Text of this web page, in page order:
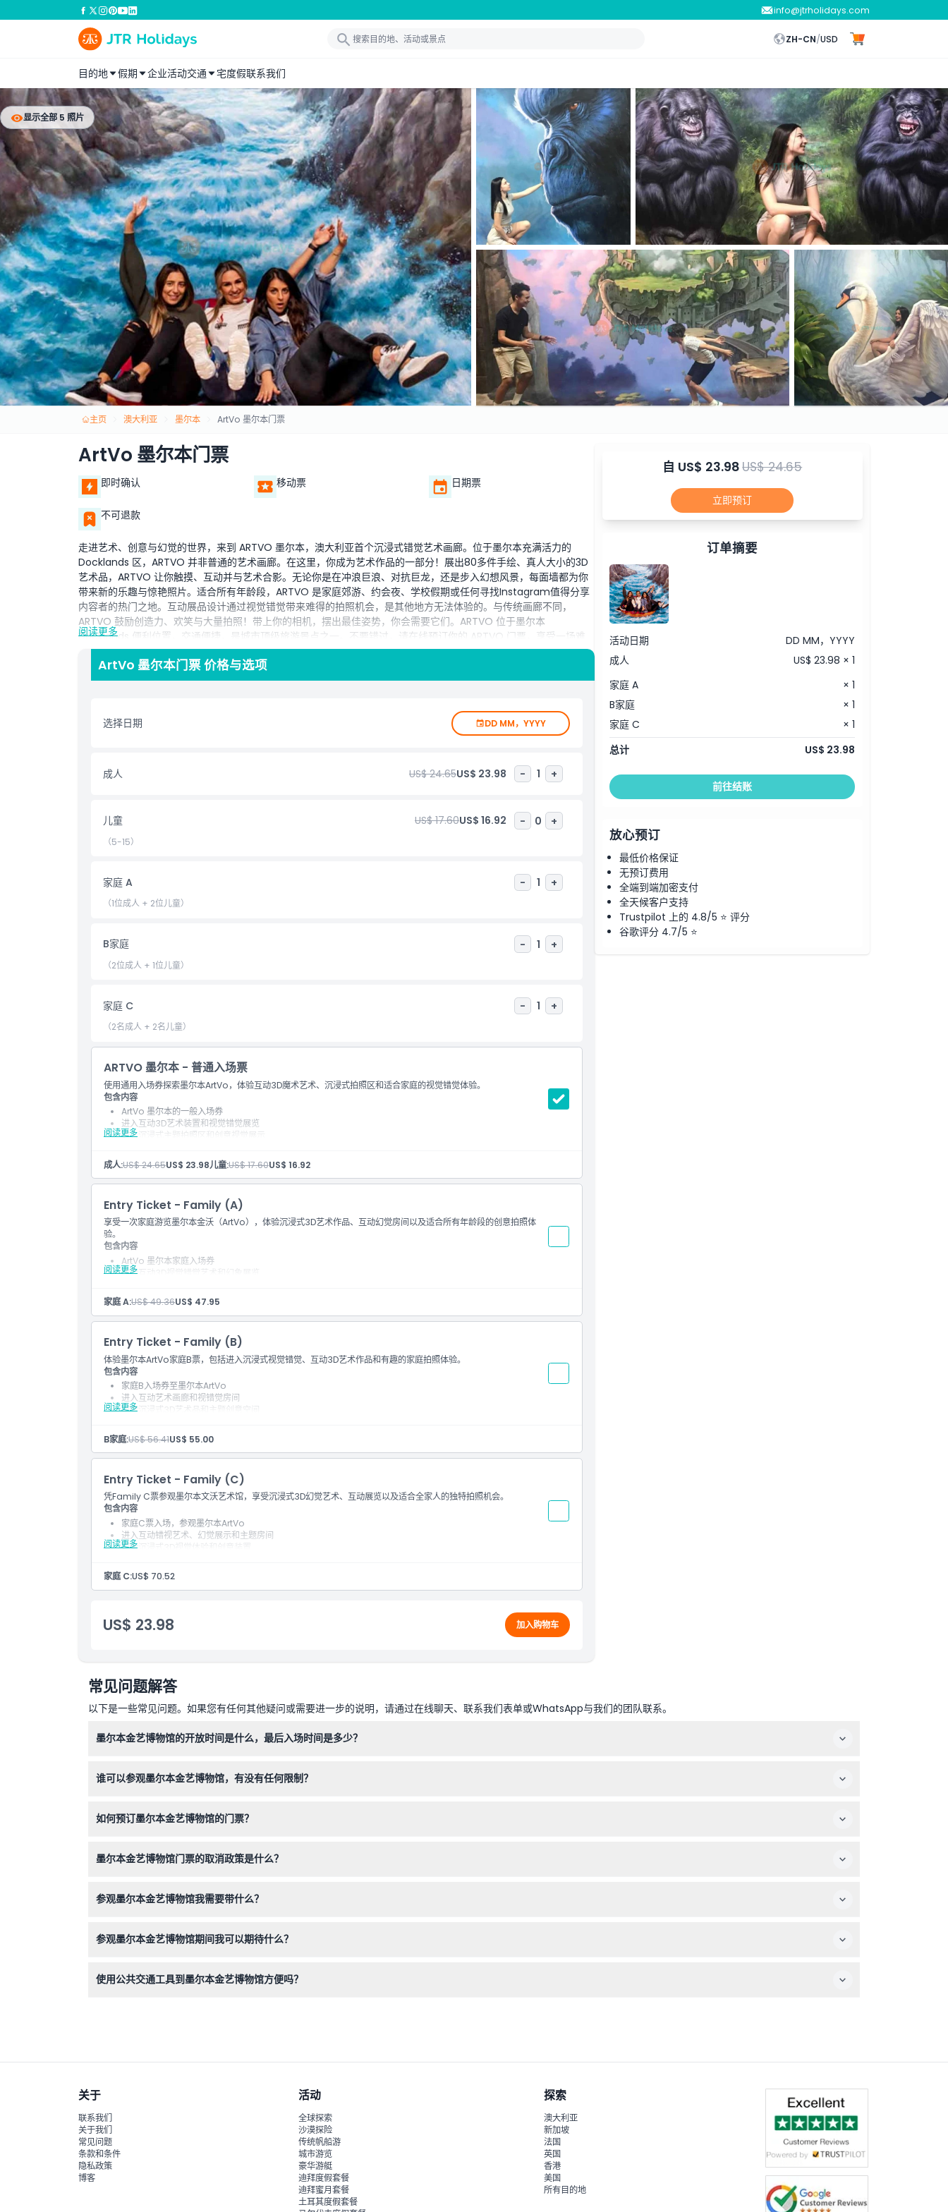
info@jtrholidays.com
ZH-CN/USD
目的地 假期 企业活动交通 宅度假联系我们
显示全部 5 照片
主页 澳大利亚 墨尔本 ArtVo 墨尔本门票
ArtVo 墨尔本门票
即时确认 移动票 日期票
不可退款
走进艺术、创意与幻觉的世界，来到 ARTVO 墨尔本，澳大利亚首个沉浸式错觉艺术画廊。位于墨尔本充满活力的
Docklands 区，ARTVO 并非普通的艺术画廊。在这里，你成为艺术作品的一部分！展出80多件手绘、真人大小的3D
艺术品，ARTVO 让你触摸、互动并与艺术合影。无论你是在冲浪巨浪、对抗巨龙，还是步入幻想风景，每面墙都为你
带来新的乐趣与惊艳照片。适合所有年龄段，ARTVO 是家庭郊游、约会夜、学校假期或任何寻找Instagram值得分享
内容者的热门之地。互动展品设计通过视觉错觉带来难得的拍照机会，是其他地方无法体验的。与传统画廊不同，
ARTVO 鼓励创造力、欢笑与大量拍照！带上你的相机，摆出最佳姿势，你会需要它们。ARTVO 位于墨尔本
Docklands 便利位置，交通便捷，是城市顶级旅游景点之一。不要错过，请在线预订你的 ARTVO 门票，享受一场难
忘且全方位互动的艺术体验。
儿童成人政策
排除项
营业时间
需要了解的事项
如何到达那里
阅读更多
ArtVo 墨尔本门票 价格与选项
选择日期 DD MM，YYYY
成人 US$ 24.65US$ 23.98 - 1 +
儿童 US$ 17.60US$ 16.92 - 0 +
（5-15）
家庭 A - 1 +
（1位成人 + 2位儿童）
B家庭 - 1 +
（2位成人 + 1位儿童）
家庭 C - 1 +
（2名成人 + 2名儿童）
ARTVO 墨尔本 - 普通入场票
使用通用入场券探索墨尔本ArtVo，体验互动3D魔术艺术、沉浸式拍照区和适合家庭的视觉错觉体验。
阅读更多
包含内容
ArtVo 墨尔本的一般入场券
进入互动3D艺术装置和视觉错觉展览
进入沉浸式主题拍照区和创意视觉展示
有机会拍摄独特视角照片和社交媒体内容
适合所有年龄层的家庭友好型室内景点
包含入场景点门票
成人:US$ 24.65US$ 23.98儿童:US$ 17.60US$ 16.92
Entry Ticket - Family (A)
享受一次家庭游览墨尔本金沃（ArtVo），体验沉浸式3D艺术作品、互动幻觉房间以及适合所有年龄段的创意拍照体
验。
阅读更多
包含内容
ArtVo 墨尔本家庭入场券
体验互动3D视觉错觉艺术和幻象展览
适合家庭的墨尔本室内景点体验
有机会拍摄有趣的团体照片和互动视觉效果
包含景点自助入场
家庭 A:US$ 49.36US$ 47.95
Entry Ticket - Family (B)
体验墨尔本ArtVo家庭B票，包括进入沉浸式视觉错觉、互动3D艺术作品和有趣的家庭拍照体验。
阅读更多
包含内容
家庭B入场券至墨尔本ArtVo
进入互动艺术画廊和视错觉房间
探索沉浸式3D艺术品和主题创意空间
墨尔本适合家庭、儿童和团体的热门景点
包含自助导览景点入场
包含景点入场券
B家庭:US$ 56.41US$ 55.00
Entry Ticket - Family (C)
凭Family C票参观墨尔本文沃艺术馆，享受沉浸式3D幻觉艺术、互动展览以及适合全家人的独特拍照机会。
阅读更多
包含内容
家庭C票入场，参观墨尔本ArtVo
进入互动错视艺术、幻觉展示和主题房间
探索沉浸式3D视觉体验和创意装置
适合各年龄段游客的室内墨尔本景点
自助参观ArtVo景点
家庭 C:US$ 70.52
US$ 23.98 加入购物车
自 US$ 23.98US$ 24.65
立即预订
订单摘要
活动日期
DD MM，YYYY
成人
US$ 23.98 × 1
家庭 A
× 1
B家庭
× 1
家庭 C
× 1
总计
US$ 23.98
前往结账
放心预订
最低价格保证
无预订费用
全端到端加密支付
全天候客户支持
Trustpilot 上的 4.8/5 ⭐ 评分
谷歌评分 4.7/5 ⭐
常见问题解答
以下是一些常见问题。如果您有任何其他疑问或需要进一步的说明，请通过在线聊天、联系我们表单或WhatsApp与我们的团队联系。
墨尔本金艺博物馆的开放时间是什么，最后入场时间是多少？
时确认）
谁可以参观墨尔本金艺博物馆，有没有任何限制？
非常年幼的幼儿不适合参观。
如何预订墨尔本金艺博物馆的门票？
墨尔本金艺博物馆门票的取消政策是什么？
参观墨尔本金艺博物馆我需要带什么？
参观墨尔本金艺博物馆期间我可以期待什么？
娱乐。
使用公共交通工具到墨尔本金艺博物馆方便吗？
关于
联系我们
关于我们
常见问题
条款和条件
隐私政策
博客
活动
全球探索
沙漠探险
传统帆船游
城市游览
豪华游艇
迪拜度假套餐
迪拜蜜月套餐
土耳其度假套餐
探索
澳大利亚
新加坡
法国
英国
香港
美国
所有目的地